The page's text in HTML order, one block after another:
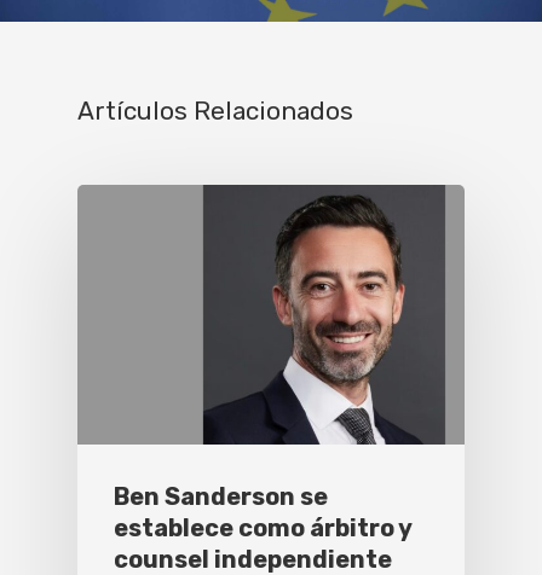
Artículos Relacionados
Ben Sanderson se
establece como árbitro y
counsel independiente